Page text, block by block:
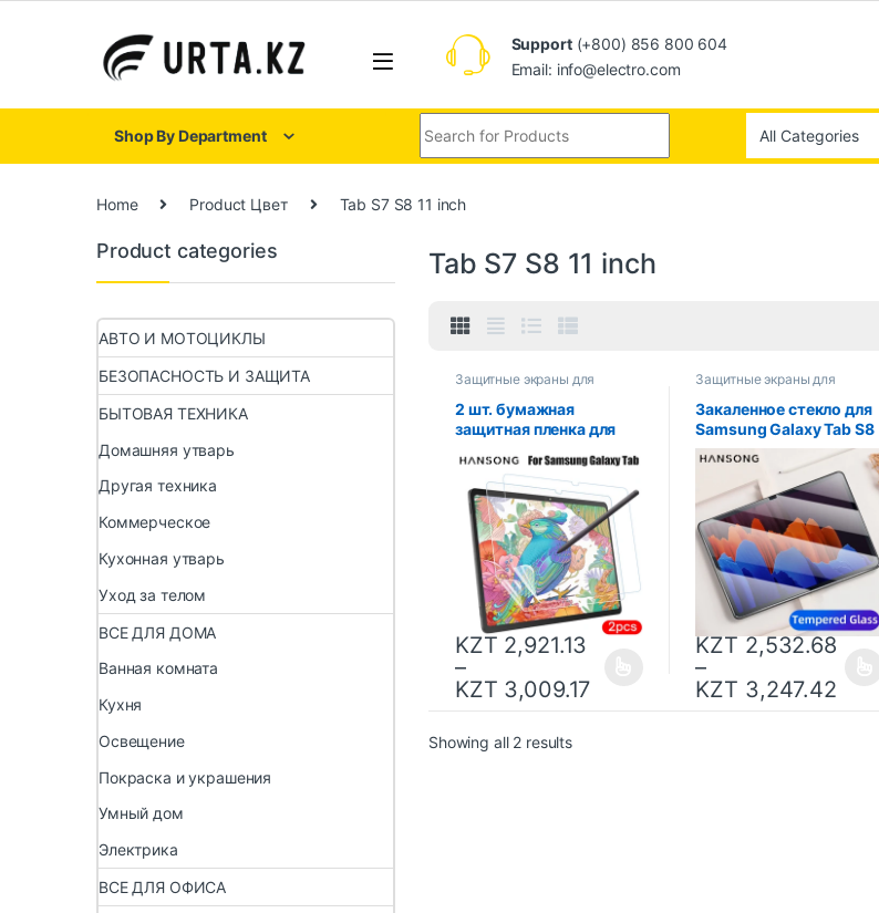
Support(+800) 856 800 604
Email: info@electro.com
Shop By Department
Home Product Цвет Tab S7 S8 11 inch
Tab S7 S8 11 inch
Защитные экраны для
2 шт. бумажная
защитная пленка для
Galaxy Tab S9 S8 S7 S6
S6 Lite S5E S4 A8 A7 Lite
A 10.1 10.5 пленка для
защиты экрана
KZT 2,921.13
–
KZT 3,009.17
Защитные экраны для
Закаленное стекло для
Samsung Galaxy Tab S8
S7 S6 lite S6 S5E S4 Tab
A8 A7 lite A7 A10.5 A10.1
Защитная пленка для
экрана планшета
Samsung
KZT2,532.68
–
KZT 3,247.42
Showing all 2 results
Product categories
АВТО И МОТОЦИКЛЫ
БЕЗОПАСНОСТЬ И ЗАЩИТА
БЫТОВАЯ ТЕХНИКА
Домашняя утварь
Другая техника
Коммерческое
Кухонная утварь
Уход за телом
ВСЕ ДЛЯ ДОМА
Ванная комната
Кухня
Освещение
Покраска и украшения
Умный дом
Электрика
ВСЕ ДЛЯ ОФИСА